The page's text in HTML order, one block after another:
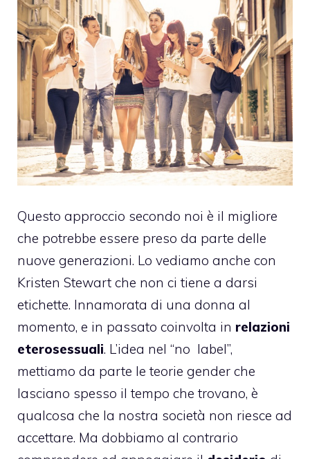
Questo approccio secondo noi è il migliore
che potrebbe essere preso da parte delle
nuove generazioni. Lo vediamo anche con
Kristen Stewart che non ci tiene a darsi
etichette. Innamorata di una donna al
momento, e in passato coinvolta in relazioni
eterosessuali. L’idea nel “no label”,
mettiamo da parte le teorie gender che
lasciano spesso il tempo che trovano, è
qualcosa che la nostra società non riesce ad
accettare. Ma dobbiamo al contrario